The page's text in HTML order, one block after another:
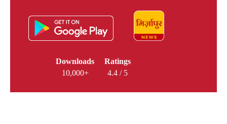
Downloads
10,000+
Ratings
4.4 / 5